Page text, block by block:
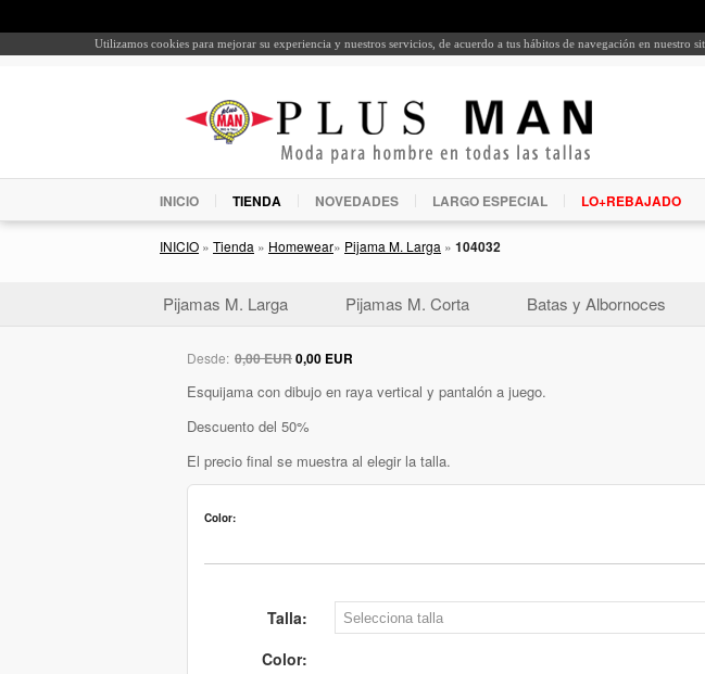
Utilizamos cookies para mejorar su experiencia y nuestros servicios, de acuerdo a tus hábitos de navegación en nuestro
INICIO TIENDA NOVEDADES LARGO ESPECIAL LO+REBAJADO
INICIO » Tienda » Homewear» Pijama M. Larga » 104032
Pijamas M. Larga Pijamas M. Corta Batas y Albornoces
Desde: 0,00 EUR0,00 EUR
Esquijama con dibujo en raya vertical y pantalón a juego.
Descuento del 50%
El precio final se muestra al elegir la talla.
Color:
Talla:
Color: